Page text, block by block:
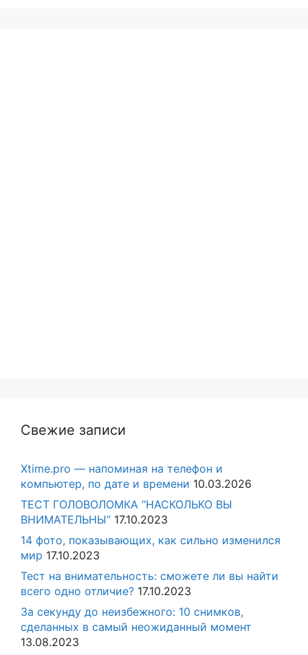
Свежие записи
Xtime.pro — напоминая на телефон и
компьютер, по дате и времени 10.03.2026
ТЕСТ ГОЛОВОЛОМКА “НАСКОЛЬКО ВЫ
ВНИМАТЕЛЬНЫ” 17.10.2023
14 фото, показывающих, как сильно изменился
мир 17.10.2023
Тест на внимательность: сможете ли вы найти
всего одно отличие? 17.10.2023
За секунду до неизбежного: 10 снимков,
сделанных в самый неожиданный момент
13.08.2023